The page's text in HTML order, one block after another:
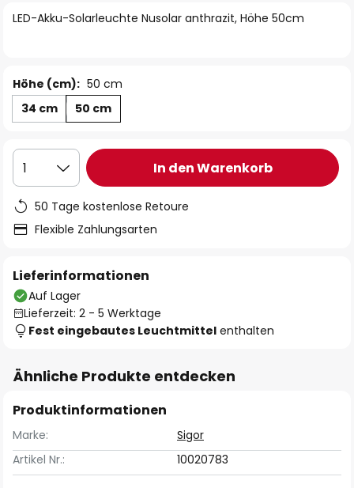
LED-Akku-Solarleuchte Nusolar anthrazit, Höhe 50cm
Höhe (cm): 50 cm
34 cm
50 cm
1 In den Warenkorb
50 Tage kostenlose Retoure
Flexible Zahlungsarten
Lieferinformationen
Auf Lager
Lieferzeit: 2 - 5 Werktage
Fest eingebautes Leuchtmittel enthalten
Ähnliche Produkte entdecken
Produktinformationen
Marke:
Sigor
Artikel Nr.:
10020783